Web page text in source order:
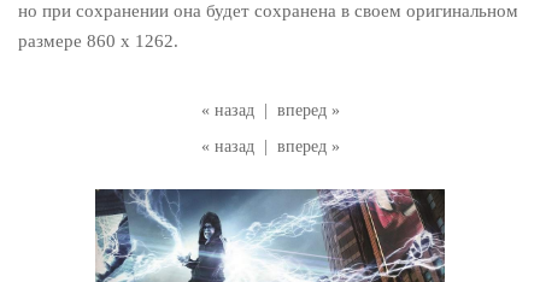
« назад
вперед »
« назад
вперед »
но при сохранении она будет сохранена в своем оригинальном
размере 860 x 1262.